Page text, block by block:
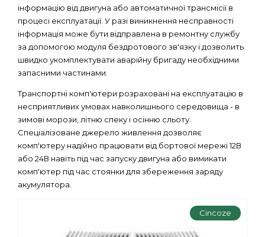
інформацію від двигуна або автоматичної трансмісії в
процесі експлуатації. У разі виникнення несправності
інформація може бути відправлена ​​в ремонтну службу
за допомогою модуля бездротового зв'язку і дозволить
швидко укомплектувати аварійну бригаду необхідними
запасними частинами.
Транспортні комп'ютери розраховані на експлуатацію в
несприятливих умовах навколишнього середовища - в
зимові морози, літню спеку і осінню сльоту.
Спеціалізоване джерело живлення дозволяє
комп'ютеру надійно працювати від бортової мережі 12В
або 24В навіть під час запуску двигуна або вимикати
комп'ютер під час стоянки для збереження заряду
акумулятора.
Cincoze